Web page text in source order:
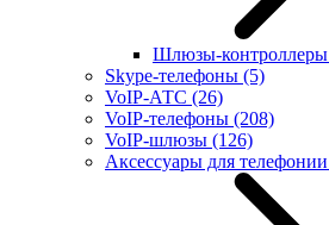
Шлюзы-контроллеры
Skype-телефоны (5)
VoIP-АТС (26)
VoIP-телефоны (208)
VoIP-шлюзы (126)
Аксессуары для телефонии